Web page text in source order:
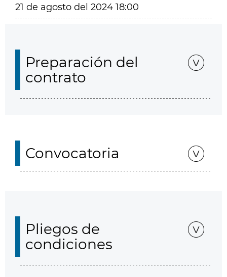
21 de agosto del 2024 18:00
Preparación del
contrato
Convocatoria
Pliegos de
condiciones